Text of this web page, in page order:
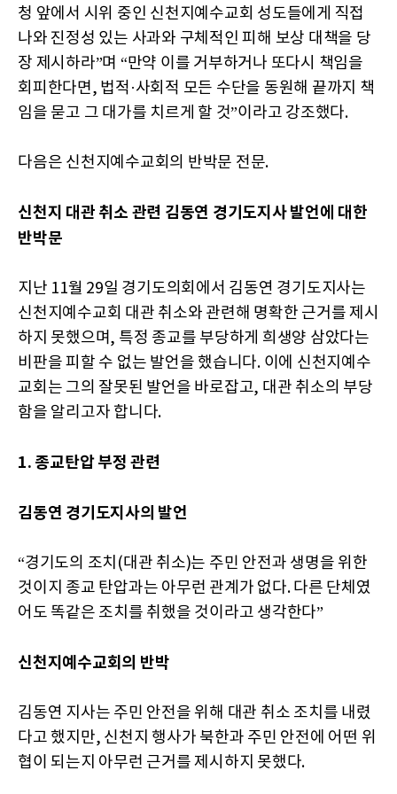
청 앞에서 시위 중인 신천지예수교회 성도들에게 직접
나와 진정성 있는 사과와 구체적인 피해 보상 대책을 당
장 제시하라”며 “만약 이를 거부하거나 또다시 책임을
회피한다면, 법적·사회적 모든 수단을 동원해 끝까지 책
임을 묻고 그 대가를 치르게 할 것”이라고 강조했다.
다음은 신천지예수교회의 반박문 전문.
신천지 대관 취소 관련 김동연 경기도지사 발언에 대한
반박문
지난 11월 29일 경기도의회에서 김동연 경기도지사는
신천지예수교회 대관 취소와 관련해 명확한 근거를 제시
하지 못했으며, 특정 종교를 부당하게 희생양 삼았다는
비판을 피할 수 없는 발언을 했습니다. 이에 신천지예수
교회는 그의 잘못된 발언을 바로잡고, 대관 취소의 부당
함을 알리고자 합니다.
1. 종교탄압 부정 관련
김동연 경기도지사의 발언
“경기도의 조치(대관 취소)는 주민 안전과 생명을 위한
것이지 종교 탄압과는 아무런 관계가 없다. 다른 단체였
어도 똑같은 조치를 취했을 것이라고 생각한다”
신천지예수교회의 반박
김동연 지사는 주민 안전을 위해 대관 취소 조치를 내렸
다고 했지만, 신천지 행사가 북한과 주민 안전에 어떤 위
협이 되는지 아무런 근거를 제시하지 못했다.